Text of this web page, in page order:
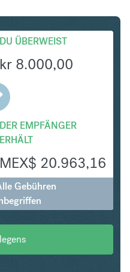
DU ÜBERWEIST
kr 8.000,00
DER EMPFÄNGER
ERHÄLT
MEX$ 20.963,16
Gebühren